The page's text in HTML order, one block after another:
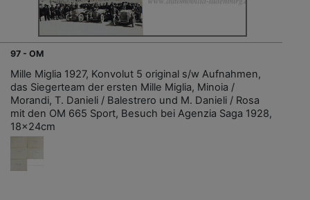
97 - OM
Mille Miglia 1927, Konvolut 5 original s/w Aufnahmen,
das Siegerteam der ersten Mille Miglia, Minoia /
Morandi, T. Danieli / Balestrero und M. Danieli / Rosa
mit den OM 665 Sport, Besuch bei Agenzia Saga 1928,
18x24cm